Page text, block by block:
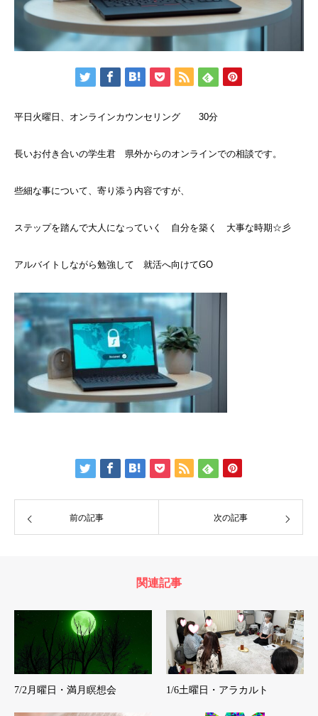
平日火曜日、オンラインカウンセリング 30分
長いお付き合いの学生君 県外からのオンラインでの相談です。
些細な事について、寄り添う内容ですが、
ステップを踏んで大人になっていく 自分を築く 大事な時期☆彡
アルバイトしながら勉強して 就活へ向けてGO
前の記事 次の記事
関連記事
7/2月曜日・満月瞑想会 1/6土曜日・アラカルト